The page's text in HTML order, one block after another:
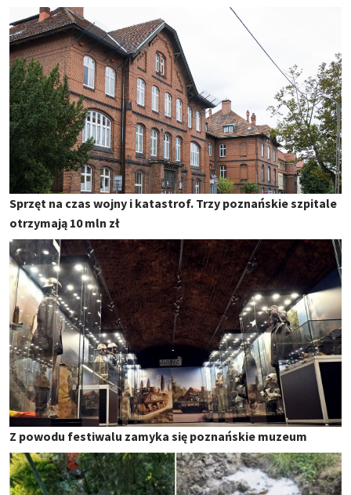
Sprzęt na czas wojny i katastrof. Trzy poznańskie szpitale
otrzymają 10 mln zł
Z powodu festiwalu zamyka się poznańskie muzeum